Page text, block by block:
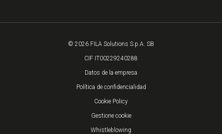
© 2026 FILA Solutions S.p.A. SB
CIF IT00229240288
Datos de la empresa
Política de confidencialidad
Cookie Policy
Gestione cookie
Whistleblowing